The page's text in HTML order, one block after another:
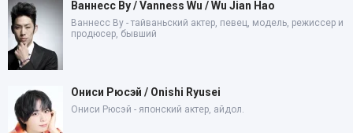
Ваннесс Ву / Vanness Wu / Wu Jian Hao
Ваннесс Ву - тайваньский актер, певец, модель, режиссер и
продюсер, бывший
Ониси Рюсэй / Onishi Ryusei
Ониси Рюсэй - японский актер, айдол.